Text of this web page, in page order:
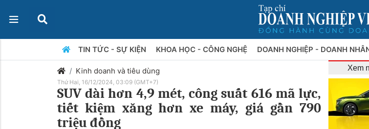
TIN TỨC - SỰ KIỆN KHOA HỌC - CÔNG NGHỆ DOANH NGHIỆP - DOANH
Kinh doanh và tiêu dùng
Thứ Hai, 16/12/2024, 03:09 (GMT+7)
SUV dài hơn 4,9 mét, công suất 616 mã lực,
tiết kiệm xăng hơn xe máy, giá gần 790
triệu đồng
Xem